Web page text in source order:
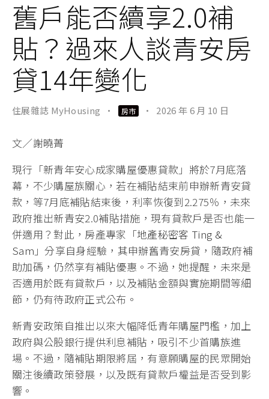
舊戶能否續享2.0補
貼？過來人談青安房
貸14年變化
住展雜誌 MyHousing · 房市 · 2026 年 6 月 10 日
文／謝曉菁
現行「新青年安心成家購屋優惠貸款」將於7月底落
幕，不少購屋族關心，若在補貼結束前申辦新青安貸
款，等7月底補貼結束後，利率恢復到2.275％，未來
政府推出新青安2.0補貼措施，現有貸款戶是否也能一
併適用？對此，房產專家「地產秘密客 Ting &
Sam 」分享自身經驗，其申辦舊青安房貸，隨政府補
助加碼，仍然享有補貼優惠。不過，她提醒，未來是
否適用於既有貸款戶，以及補貼金額與實施期間等細
節，仍有待政府正式公布。
新青安政策自推出以來大幅降低青年購屋門檻，加上
政府與公股銀行提供利息補貼，吸引不少首購族進
場。不過，隨補貼期限將屆，有意願購屋的民眾開始
關注後續政策發展，以及既有貸款戶權益是否受到影
響。